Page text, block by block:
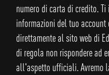
numero di carta di credito.
informazioni del tuo
direttamente al sito web di
di regola non rispondere ad
all'aspetto ufficiali. Avremo